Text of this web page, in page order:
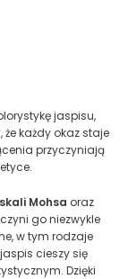
jaspisu,
każdy okaz staje
przyczyniają
Mohsa oraz
go niezwykle
w tym rodzaje
cieszy się
Dzięki